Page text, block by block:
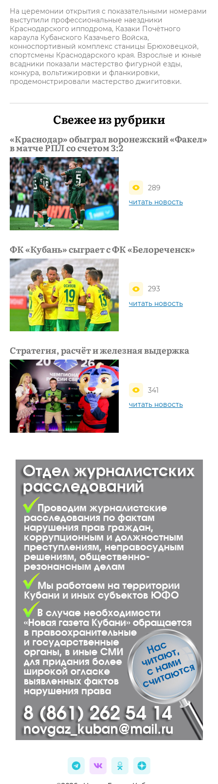
На церемонии открытия с показательными номерами
выступили профессиональные наездники
Краснодарского ипподрома, Казаки Почётного
караула Кубанского Казачьего Войска,
конноспортивный комплекс станицы Брюховецкой,
спортсмены Краснодарского края. Взрослые и юные
всадники показали мастерство фигурной езды,
конкура, вольтижировки и фланкировки,
продемонстрировали мастерство джигитовки.
Свежее из рубрики
«Краснодар» обыграл воронежский «Факел»
в матче РПЛ со счетом 3:2
289
читать новость
ФК «Кубань» сыграет с ФК «Белореченск»
293
читать новость
Стратегия, расчёт и железная выдержка
341
читать новость